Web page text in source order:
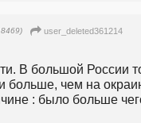
user_deleted361214
В большой России
больше, чем на
: было больше